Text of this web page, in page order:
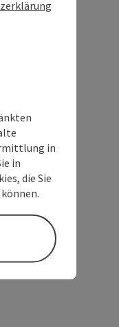
in
in
die Sie